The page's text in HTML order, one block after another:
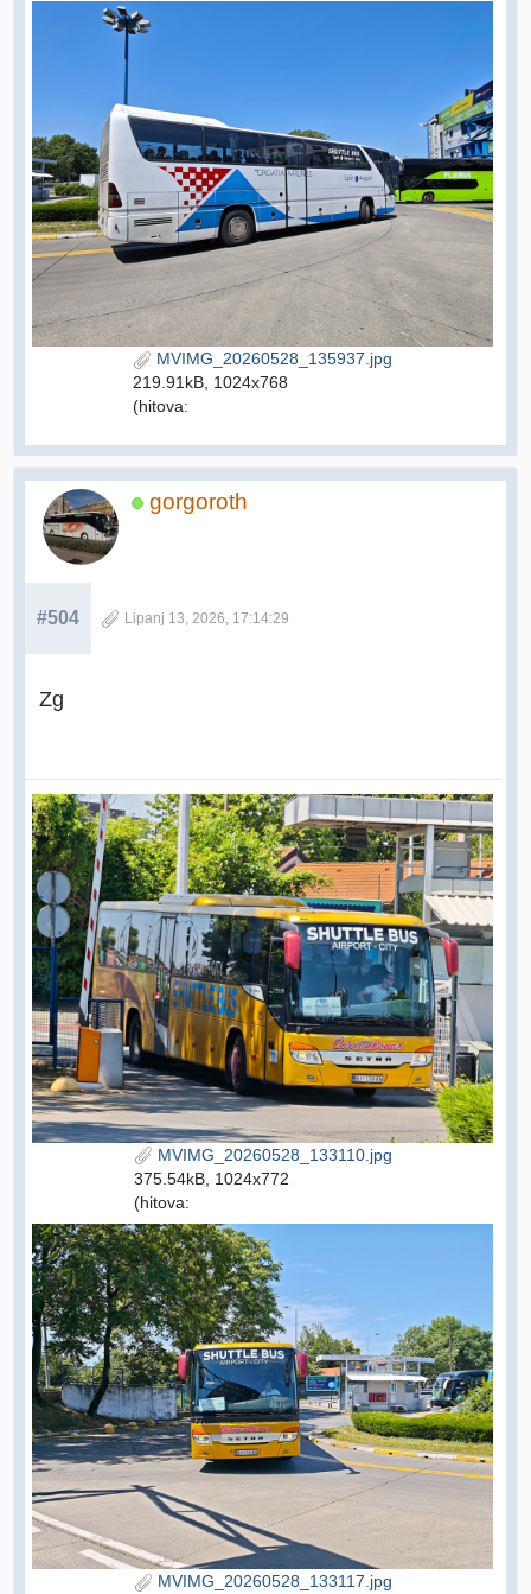
MVIMG_20260528_135937.jpg
219.91kB, 1024x768
(hitova:
gorgoroth
#504 Lipanj 13, 2026, 17:14:29
Zg
MVIMG_20260528_133110.jpg
375.54kB, 1024x772
(hitova:
MVIMG_20260528_133117.jpg